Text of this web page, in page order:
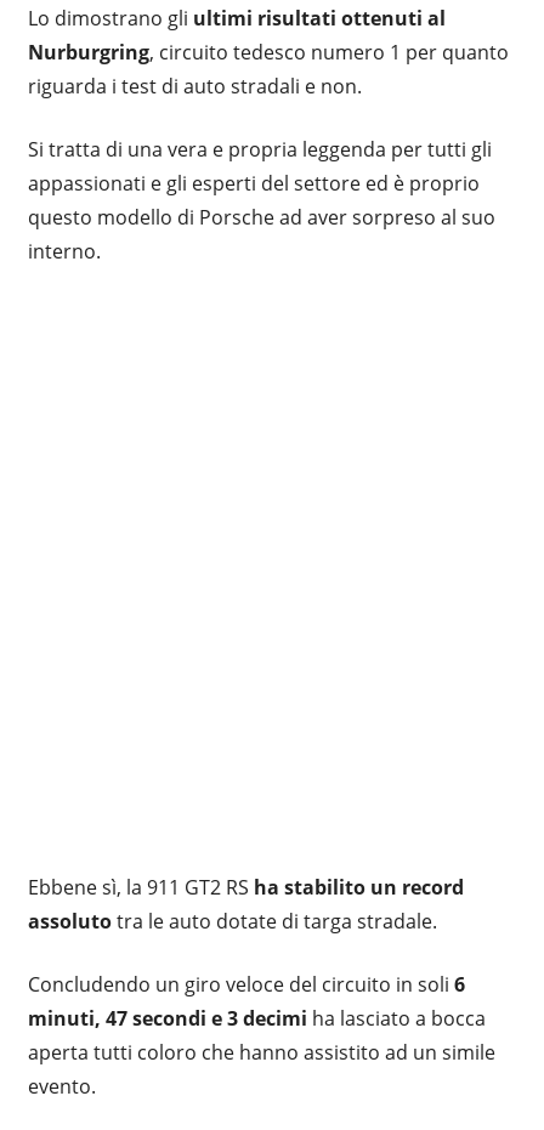
Lo dimostrano gli ultimi risultati ottenuti al
Nurburgring, circuito tedesco numero 1 per quanto
riguarda i test di auto stradali e non.
Si tratta di una vera e propria leggenda per tutti gli
appassionati e gli esperti del settore ed è proprio
questo modello di Porsche ad aver sorpreso al suo
interno.
Ebbene sì, la 911 GT2 RS ha stabilito un record
assolutotra le auto dotate di targa stradale.
Concludendo un giro veloce del circuito in soli 6
minuti, 47 secondi e 3 decimi ha lasciato a bocca
aperta tutti coloro che hanno assistito ad un simile
evento.